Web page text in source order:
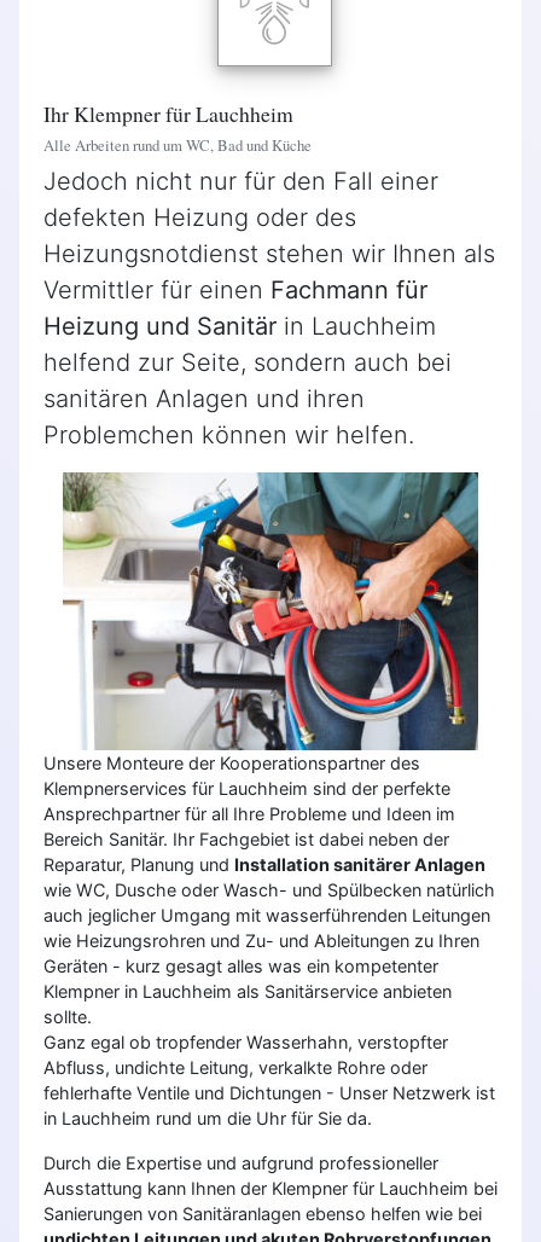
Ihr Klempner für Lauchheim
Alle Arbeiten rund um WC, Bad und Küche
Jedoch nicht nur für den Fall einer
defekten Heizung oder des
Heizungsnotdienst stehen wir Ihnen als
Vermittler für einen Fachmann für
Heizung und Sanitär in Lauchheim
helfend zur Seite, sondern auch bei
sanitären Anlagen und ihren
Problemchen können wir helfen.
Unsere Monteure der Kooperationspartner des
Klempnerservices für Lauchheim sind der perfekte
Ansprechpartner für all Ihre Probleme und Ideen im
Bereich Sanitär. Ihr Fachgebiet ist dabei neben der
Reparatur, Planung und Installation sanitärer Anlagen
wie WC, Dusche oder Wasch- und Spülbecken natürlich
auch jeglicher Umgang mit wasserführenden Leitungen
wie Heizungsrohren und Zu- und Ableitungen zu Ihren
Geräten - kurz gesagt alles was ein kompetenter
Klempner in Lauchheim als Sanitärservice anbieten
sollte.
Ganz egal ob tropfender Wasserhahn, verstopfter
Abfluss, undichte Leitung, verkalkte Rohre oder
fehlerhafte Ventile und Dichtungen - Unser Netzwerk ist
in Lauchheim rund um die Uhr für Sie da.
Durch die Expertise und aufgrund professioneller
Ausstattung kann Ihnen der Klempner für Lauchheim bei
Sanierungen von Sanitäranlagen ebenso helfen wie bei